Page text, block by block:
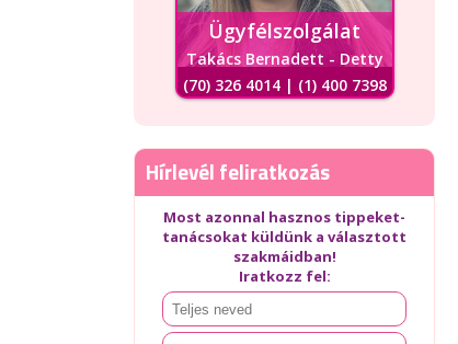
Ügyfélszolgálat
Takács Bernadett - Detty
(70) 326 4014 | (1) 400 7398
Hírlevél feliratkozás
Most azonnal hasznos tippeket-
tanácsokat küldünk a választott
szakmáidban!
Iratkozz fel: